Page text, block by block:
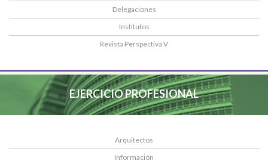
Delegaciones
Institutos
Revista Perspectiva V
EJERCICIO PROFESIONAL
Arquitectos
Información